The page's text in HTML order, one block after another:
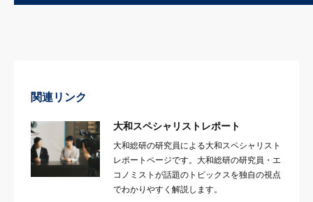
関連リンク
大和スペシャリストレポート
大和総研の研究員による大和スペシャリスト
レポートページです。大和総研の研究員・エ
コノミストが話題のトピックスを独自の視点
でわかりやすく解説します。